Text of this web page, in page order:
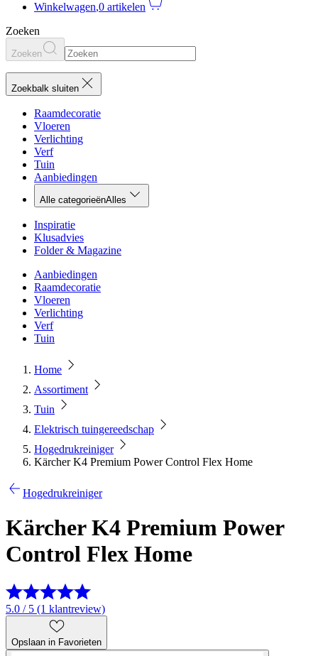
Winkelwagen,0 artikelen
Zoeken
Zoeken
Zoekbalk sluiten
Raamdecoratie
Vloeren
Verlichting
Verf
Tuin
Aanbiedingen
Alle categorieënAlles
Inspiratie
Klusadvies
Folder & Magazine
Aanbiedingen
Raamdecoratie
Vloeren
Verlichting
Verf
Tuin
Home
Assortiment
Tuin
Elektrisch tuingereedschap
Hogedrukreiniger
Kärcher K4 Premium Power Control Flex Home
Hogedrukreiniger
Kärcher K4 Premium Power
Control Flex Home
5.0 / 5 (1 klantreview)
Opslaan in Favorieten